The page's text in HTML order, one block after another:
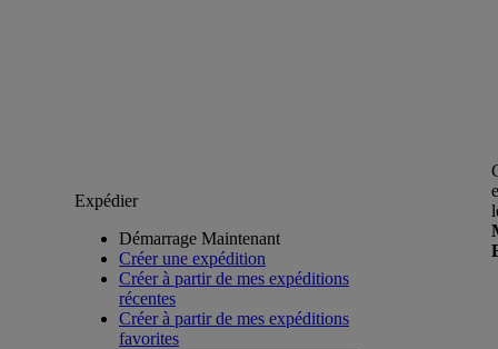
Expédier
Démarrage Maintenant
Créer une expédition
Créer à partir de mes expéditions
récentes
Créer à partir de mes expéditions
favorites